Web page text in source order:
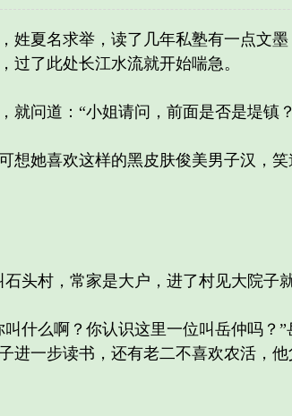
夏名求举，读了几年私塾有一点文墨
过了此处长江水流就开始喘急。
问道：“小姐请问，前面是否是堤镇
她喜欢这样的黑皮肤俊美男子汉，笑
村，常家是大户，进了村见大院子
么啊？你认识这里一位叫岳仲吗？”
一步读书，还有老二不喜欢农活，他